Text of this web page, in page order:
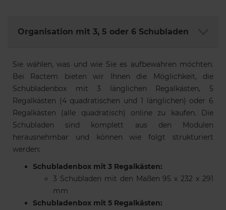
Organisation mit 3, 5 oder 6 Schubladen
Sie wählen, was und wie Sie es aufbewahren möchten.
Bei Ractem bieten wir Ihnen die Möglichkeit, die
Schubladenbox mit 3 länglichen Regalkästen, 5
Regalkästen (4 quadratischen und 1 länglichen) oder 6
Regalkästen (alle quadratisch) online zu kaufen. Die
Schubladen sind komplett aus den Modulen
herausnehmbar und können wie folgt strukturiert
werden:
Schubladenbox mit 3 Regalkästen:
3 Schubladen mit den Maßen 95 x 232 x 291
mm
Schubladenbox mit 5 Regalkästen: